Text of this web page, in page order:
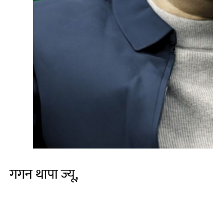
गगन थापा ज्यू,